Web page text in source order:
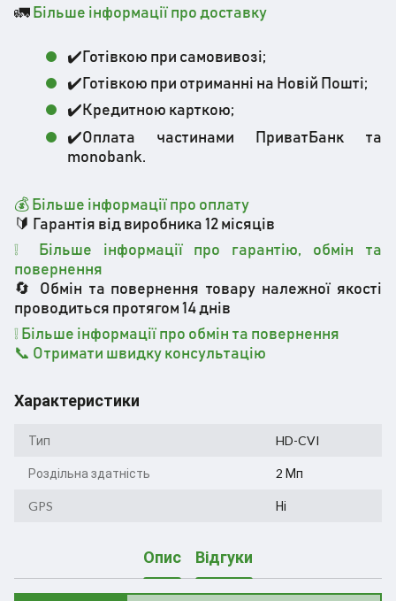
🚛Більше інформації про доставку
✔️Готівкою при самовивозі;
✔️Готівкою при отриманні на Новій Пошті;
✔️Кредитною карткою;
✔️Оплата частинами ПриватБанк та
monobank.
💰 Більше інформації про оплату
🔰 Гарантія від виробника 12 місяців
❕ Більше інформації про гарантію, обмін та
повернення
🔄 Обмін та повернення товару належної якості
проводиться протягом 14 днів
❕ Більше інформації про обмін та повернення
📞 Отримати швидку консультацію
Характеристики
Тип HD-CVI
Роздільна здатність 2 Мп
GPS Ні
Опис Відгуки